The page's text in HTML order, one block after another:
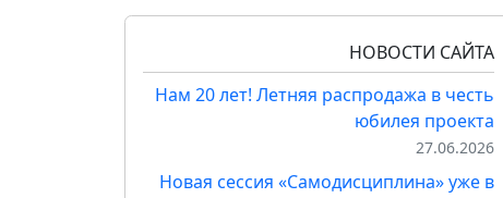
НОВОСТИ САЙТА
Нам 20 лет! Летняя распродажа в честь
юбилея проекта
27.06.2026
Новая сессия «Самодисциплина» уже в